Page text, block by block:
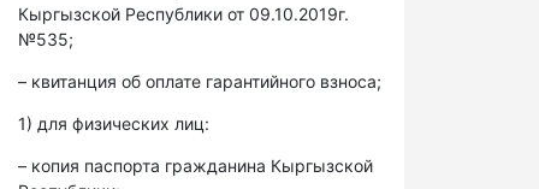
Кыргызской Республики от 09.10.2019г.
№535;
– квитанция об оплате гарантийного взноса;
1) для физических лиц:
– копия паспорта гражданина Кыргызской